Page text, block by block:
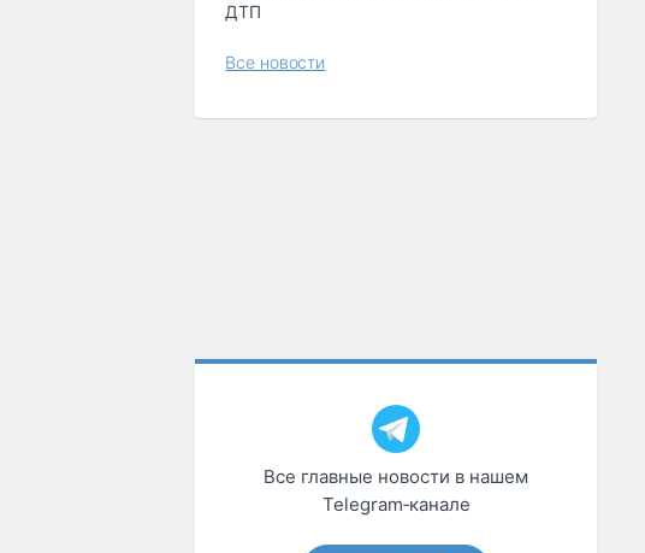
ДТП
Все новости
Все главные новости в нашем
Telegram‑канале